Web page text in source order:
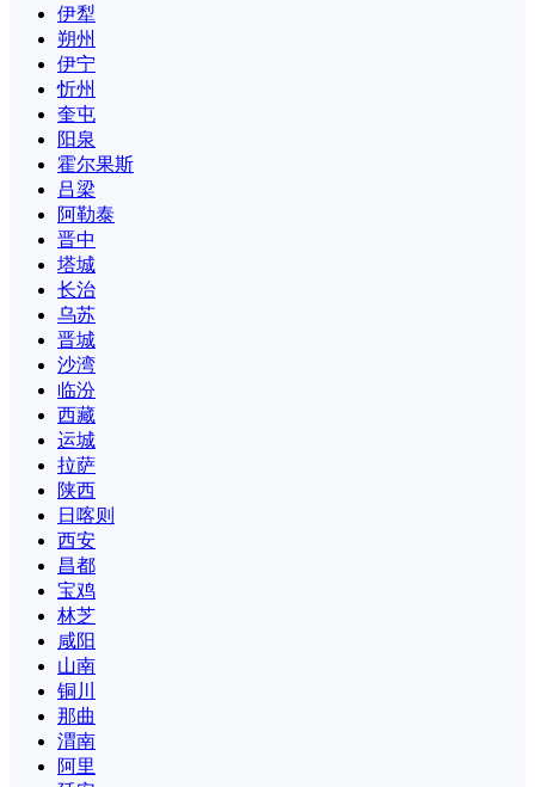
伊犁
朔州
伊宁
忻州
奎屯
阳泉
霍尔果斯
吕梁
阿勒泰
晋中
塔城
长治
乌苏
晋城
沙湾
临汾
西藏
运城
拉萨
陕西
日喀则
西安
昌都
宝鸡
林芝
咸阳
山南
铜川
那曲
渭南
阿里